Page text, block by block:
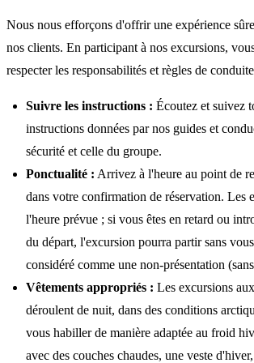
Nous nous efforçons d'offrir une expérience
nos clients. En participant à nos excursions,
respecter les responsabilités et règles de
Suivre les instructions : Écoutez et suivez
instructions données par nos guides et
sécurité et celle du groupe.
Ponctualité : Arrivez à l'heure au point de
dans votre confirmation de réservation. Les
l'heure prévue ; si vous êtes en retard ou
du départ, l'excursion pourra partir sans
considéré comme une non-présentation
Vêtements appropriés : Les excursions
déroulent de nuit, dans des conditions
vous habiller de manière adaptée au froid
avec des couches chaudes, une veste